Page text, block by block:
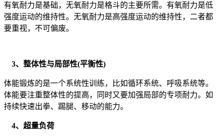
有氧耐力是基础，无氧耐力是格斗的主要所需。有氧耐力是低
强度运动的维持性。无氧耐力是高强度运动的维持性，二者都
要重视，不可偏废。
3、整体性与局部性(平衡性)
体能锻炼的是一个系统性训练，比如循环系统、呼吸系统等。
体能要注重整体性的提高，同时又要加强局部的专项耐力。如
持续快速出拳、踢腿、移动的能力。
4、超量负荷